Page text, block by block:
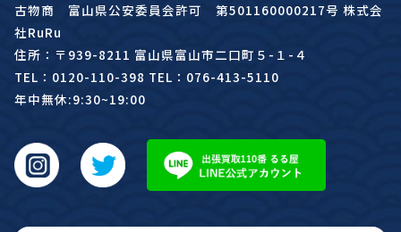
古物商 富山県公安委員会許可 第501160000217号 株式会
社RuRu
住所：〒939-8211 富山県富山市二口町５-１-４
TEL：0120-110-398 TEL：076-413-5110
年中無休:9:30~19:00